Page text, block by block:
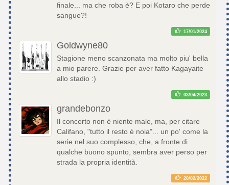
finale... ma che roba è? E poi Kotaro che perde
sangue?!
17/01/2024
Goldwyne80
Stagione meno scanzonata ma molto piu' bella
a mio parere. Grazie per aver fatto Kagayaite
allo stadio :)
03/04/2023
grandebonzo
Il concerto non è niente male, ma, per citare
Califano, "tutto il resto è noia"... un po' come la
serie nel suo complesso, che, a fronte di
qualche buono spunto, sembra aver perso per
strada la propria identità.
20/02/2022